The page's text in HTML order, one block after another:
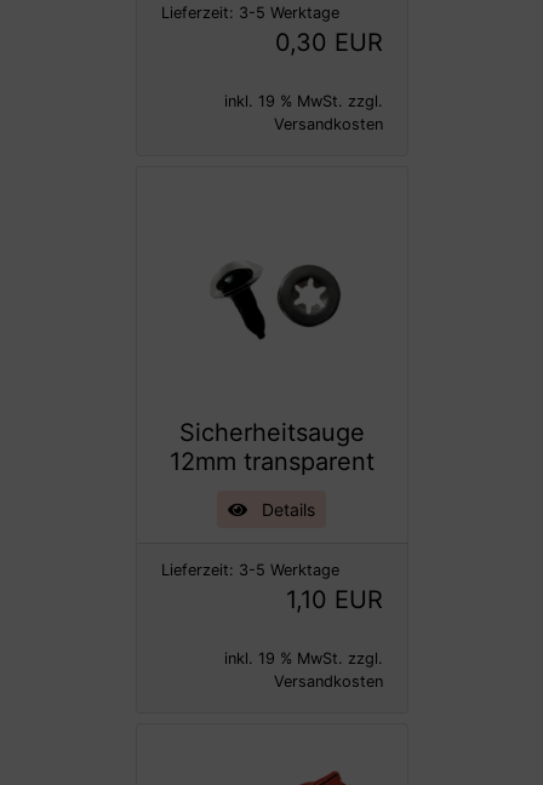
Lieferzeit: 3-5 Werktage
0,30 EUR
inkl. 19 % MwSt. zzgl.
Versandkosten
Sicherheitsauge
12mm transparent
Details
Lieferzeit: 3-5 Werktage
1,10 EUR
inkl. 19 % MwSt. zzgl.
Versandkosten